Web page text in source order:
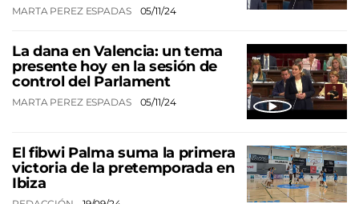
MARTA PEREZ ESPADAS 05/11/24
La dana en Valencia: un tema
presente hoy en la sesión de
control del Parlament
MARTA PEREZ ESPADAS 05/11/24
El fibwi Palma suma la primera
victoria de la pretemporada en
Ibiza